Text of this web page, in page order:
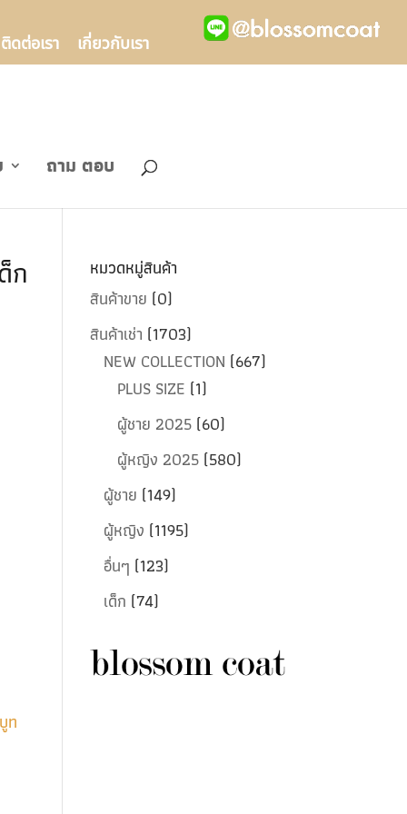
ติดต่อเรา
เกี่ยวกับเรา
ถาม ตอบ
ก
ท
หมวดหมู่สินค้า
สินค้าขาย (0)
สินค้าเช่า (1703)
NEW COLLECTION (667)
PLUS SIZE (1)
ผู้ชาย 2025 (60)
ผู้หญิง 2025 (580)
ผู้ชาย (149)
ผู้หญิง (1195)
อื่นๆ (123)
เด็ก (74)